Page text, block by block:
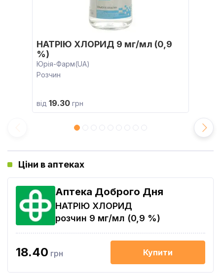
НАТРІЮ ХЛОРИД 9 мг/мл (0,9
%)
Юрія-Фарм(UA)
Розчин
від 19.30 грн
Ціни в аптеках
Аптека Доброго Дня
НАТРІЮ ХЛОРИД
розчин 9 мг/мл (0,9 %)
18.40 грн Купити